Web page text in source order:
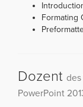
Formating
Dozent des
PowerPoint